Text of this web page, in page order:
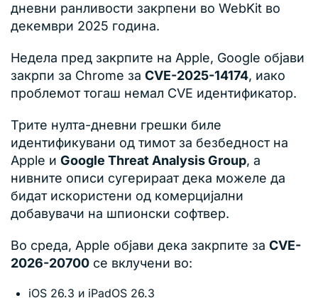
дневни ранливости закрпени во WebKit во
декември 2025 година.
Недела пред закрпите на Apple, Google објави
закрпи за Chrome за CVE-2025-14174, иако
проблемот тогаш немал CVE идентификатор.
Трите нулта-дневни грешки биле
идентификувани од тимот за безбедност на
Apple и Google Threat Analysis Group, а
нивните описи сугерираат дека можеле да
бидат искористени од комерцијални
добавувачи на шпионски софтвер.
Во среда, Apple објави дека закрпите за CVE-
2026-20700 се вклучени во:
iOS 26.3 и iPadOS 26.3